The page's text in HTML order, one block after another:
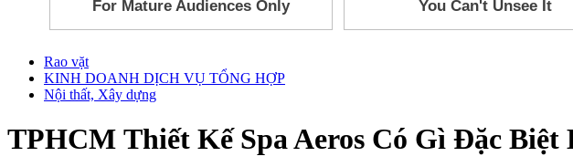
Rao vặt
KINH DOANH DỊCH VỤ TỔNG HỢP
Nội thất, Xây dựng
TPHCM Thiết Kế Spa Aeros Có Gì Đặc